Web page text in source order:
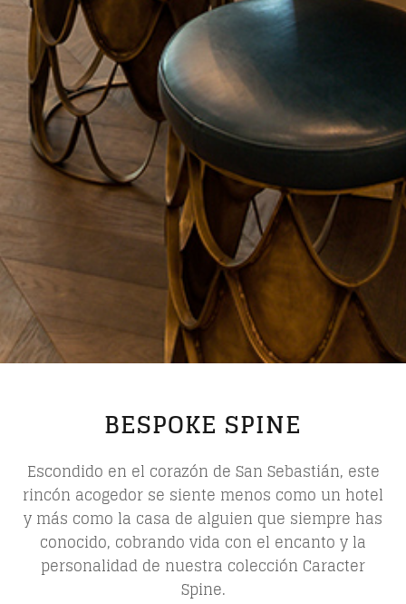
BESPOKE SPINE
Escondido en el corazón de San Sebastián, este
rincón acogedor se siente menos como un hotel
y más como la casa de alguien que siempre has
conocido, cobrando vida con el encanto y la
personalidad de nuestra colección Caracter
Spine.